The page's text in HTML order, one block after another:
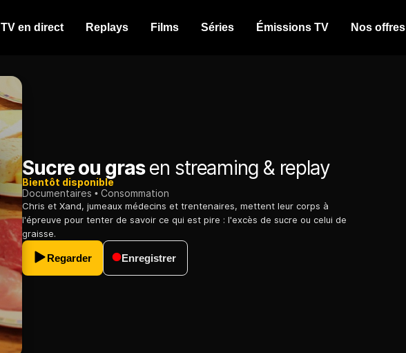
TV en direct Replays Films Séries Émissions TV Nos offres
Sucre ou grasen streaming & replay
Bientôt disponible
Documentaires
Consommation
Chris et Xand, jumeaux médecins et trentenaires, mettent leur corps à
l'épreuve pour tenter de savoir ce qui est pire : l'excès de sucre ou celui de
graisse.
Regarder Enregistrer